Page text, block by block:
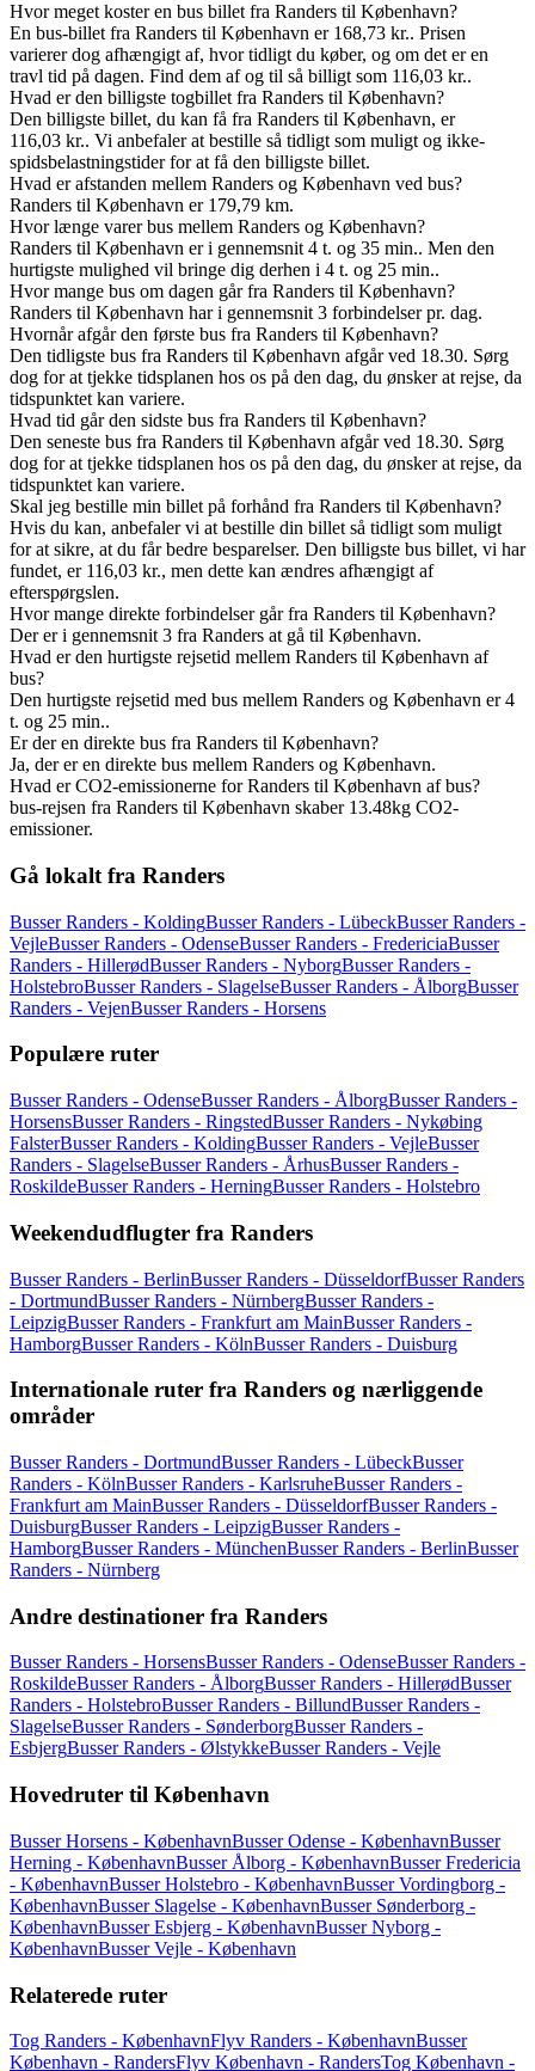
Hvor meget koster en bus billet fra Randers til København?
En bus-billet fra Randers til København er 168,73 kr.. Prisen
varierer dog afhængigt af, hvor tidligt du køber, og om det er en
travl tid på dagen. Find dem af og til så billigt som 116,03 kr..
Hvad er den billigste togbillet fra Randers til København?
Den billigste billet, du kan få fra Randers til København, er
116,03 kr.. Vi anbefaler at bestille så tidligt som muligt og ikke-
spidsbelastningstider for at få den billigste billet.
Hvad er afstanden mellem Randers og København ved bus?
Randers til København er 179,79 km.
Hvor længe varer bus mellem Randers og København?
Randers til København er i gennemsnit 4 t. og 35 min.. Men den
hurtigste mulighed vil bringe dig derhen i 4 t. og 25 min..
Hvor mange bus om dagen går fra Randers til København?
Randers til København har i gennemsnit 3 forbindelser pr. dag.
Hvornår afgår den første bus fra Randers til København?
Den tidligste bus fra Randers til København afgår ved 18.30. Sørg
dog for at tjekke tidsplanen hos os på den dag, du ønsker at rejse, da
tidspunktet kan variere.
Hvad tid går den sidste bus fra Randers til København?
Den seneste bus fra Randers til København afgår ved 18.30. Sørg
dog for at tjekke tidsplanen hos os på den dag, du ønsker at rejse, da
tidspunktet kan variere.
Skal jeg bestille min billet på forhånd fra Randers til København?
Hvis du kan, anbefaler vi at bestille din billet så tidligt som muligt
for at sikre, at du får bedre besparelser. Den billigste bus billet, vi har
fundet, er 116,03 kr., men dette kan ændres afhængigt af
efterspørgslen.
Hvor mange direkte forbindelser går fra Randers til København?
Der er i gennemsnit 3 fra Randers at gå til København.
Hvad er den hurtigste rejsetid mellem Randers til København af
bus?
Den hurtigste rejsetid med bus mellem Randers og København er 4
t. og 25 min..
Er der en direkte bus fra Randers til København?
Ja, der er en direkte bus mellem Randers og København.
Hvad er CO2-emissionerne for Randers til København af bus?
bus-rejsen fra Randers til København skaber 13.48kg CO2-
emissioner.
Gå lokalt fra Randers
Busser Randers - KoldingBusser Randers - LübeckBusser Randers -
VejleBusser Randers - OdenseBusser Randers - FredericiaBusser
Randers - HillerødBusser Randers - NyborgBusser Randers -
HolstebroBusser Randers - SlagelseBusser Randers - ÅlborgBusser
Randers - VejenBusser Randers - Horsens
Populære ruter
Busser Randers - OdenseBusser Randers - ÅlborgBusser Randers -
HorsensBusser Randers - RingstedBusser Randers - Nykøbing
FalsterBusser Randers - KoldingBusser Randers - VejleBusser
Randers - SlagelseBusser Randers - ÅrhusBusser Randers -
RoskildeBusser Randers - HerningBusser Randers - Holstebro
Weekendudflugter fra Randers
Busser Randers - BerlinBusser Randers - DüsseldorfBusser Randers
- DortmundBusser Randers - NürnbergBusser Randers -
LeipzigBusser Randers - Frankfurt am MainBusser Randers -
HamborgBusser Randers - KölnBusser Randers - Duisburg
Internationale ruter fra Randers og nærliggende
områder
Busser Randers - DortmundBusser Randers - LübeckBusser
Randers - KölnBusser Randers - KarlsruheBusser Randers -
Frankfurt am MainBusser Randers - DüsseldorfBusser Randers -
DuisburgBusser Randers - LeipzigBusser Randers -
HamborgBusser Randers - MünchenBusser Randers - BerlinBusser
Randers - Nürnberg
Andre destinationer fra Randers
Busser Randers - HorsensBusser Randers - OdenseBusser Randers -
RoskildeBusser Randers - ÅlborgBusser Randers - HillerødBusser
Randers - HolstebroBusser Randers - BillundBusser Randers -
SlagelseBusser Randers - SønderborgBusser Randers -
EsbjergBusser Randers - ØlstykkeBusser Randers - Vejle
Hovedruter til København
Busser Horsens - KøbenhavnBusser Odense - KøbenhavnBusser
Herning - KøbenhavnBusser Ålborg - KøbenhavnBusser Fredericia
- KøbenhavnBusser Holstebro - KøbenhavnBusser Vordingborg -
KøbenhavnBusser Slagelse - KøbenhavnBusser Sønderborg -
KøbenhavnBusser Esbjerg - KøbenhavnBusser Nyborg -
KøbenhavnBusser Vejle - København
Relaterede ruter
Tog Randers - KøbenhavnFlyv Randers - KøbenhavnBusser
København - RandersFlyv København - RandersTog København -